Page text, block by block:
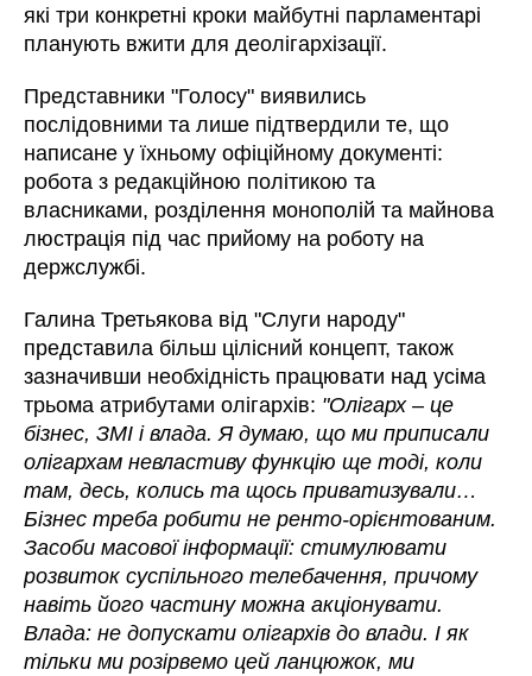
які три конкретні кроки майбутні парламентарі
планують вжити для деолігархізації.
Представники "Голосу" виявились
послідовними та лише підтвердили те, що
написане у їхньому офіційному документі:
робота з редакційною політикою та
власниками, розділення монополій та майнова
люстрація під час прийому на роботу на
держслужбі.
Галина Третьякова від "Слуги народу"
представила більш цілісний концепт, також
зазначивши необхідність працювати над усіма
трьома атрибутами олігархів: "Олігарх – це
бізнес, ЗМІ і влада. Я думаю, що ми приписали
олігархам невластиву функцію ще тоді, коли
там, десь, колись та щось приватизували…
Бізнес треба робити не ренто-орієнтованим.
Засоби масової інформації: стимулювати
розвиток суспільного телебачення, причому
навіть його частину можна акціонувати.
Влада: не допускати олігархів до влади. І як
тільки ми розірвемо цей ланцюжок, ми